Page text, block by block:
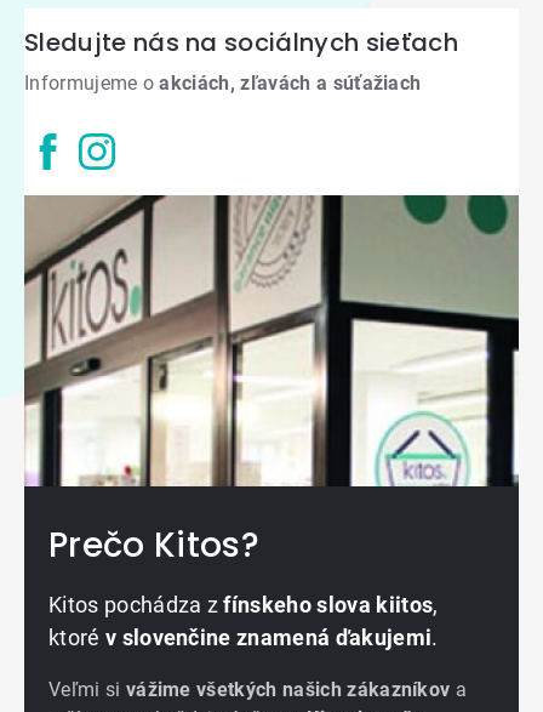
Sledujte nás na sociálnych sieťach
Informujeme oakciách, zľavách a súťažiach
Prečo Kitos?
Kitos pochádza zfínskeho slova kiitos,
ktoré v slovenčine znamená ďakujemi.
Veľmi si vážime všetkých našich zákazníkov a